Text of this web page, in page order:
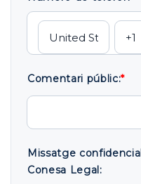
Comentari públic:*
Missatge
Conesa Legal: